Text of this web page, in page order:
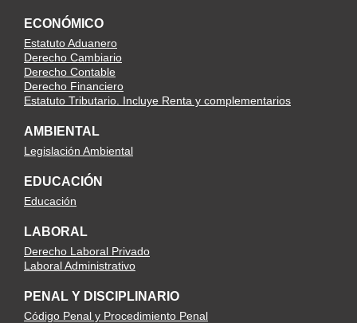
ECONÓMICO
Estatuto Aduanero
Derecho Cambiario
Derecho Contable
Derecho Financiero
Estatuto Tributario. Incluye Renta y complementarios
AMBIENTAL
Legislación Ambiental
EDUCACIÓN
Educación
LABORAL
Derecho Laboral Privado
Laboral Administrativo
PENAL Y DISCIPLINARIO
Código Penal y Procedimiento Penal